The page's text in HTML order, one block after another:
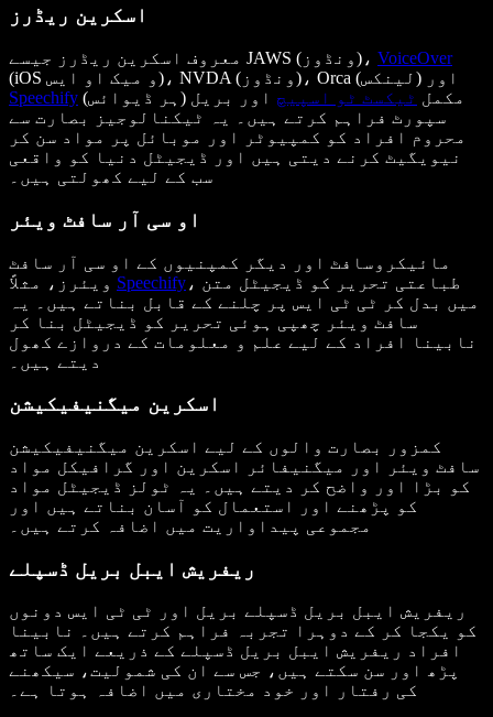
اسکرین ریڈرز
معروف اسکرین ریڈرز جیسے JAWS (ونڈوز)، VoiceOver
(iOS و میک او ایس)، NVDA (ونڈوز)، Orca (لینکس) اور
Speechify
(ہر ڈیوائس) مکمل ٹیکسٹ ٹو اسپیچ اور بریل
سپورٹ فراہم کرتے ہیں۔ یہ ٹیکنالوجیز بصارت سے
محروم افراد کو کمپیوٹر اور موبائل پر مواد سن کر
نیویگیٹ کرنے دیتی ہیں اور ڈیجیٹل دنیا کو واقعی
سب کے لیے کھولتی ہیں۔
او سی آر سافٹ ویئر
مائیکروسافٹ اور دیگر کمپنیوں کے او سی آر سافٹ
Speechify ، طباعتی تحریر کو ڈیجیٹل متن
میں بدل کر ٹی ٹی ایس پر چلنے کے قابل بناتے ہیں۔ یہ
سافٹ ویئر چھپی ہوئی تحریر کو ڈیجیٹل بنا کر
نابینا افراد کے لیے علم و معلومات کے دروازے کھول
دیتے ہیں۔
اسکرین میگنیفیکیشن
کمزور بصارت والوں کے لیے اسکرین میگنیفیکیشن
سافٹ ویئر اور میگنیفائر اسکرین اور گرافیکل مواد
کو بڑا اور واضح کر دیتے ہیں۔ یہ ٹولز ڈیجیٹل مواد
کو پڑھنے اور استعمال کو آسان بناتے ہیں اور
مجموعی پیداواریت میں اضافہ کرتے ہیں۔
ریفریش ایبل بریل ڈسپلے
ریفریش ایبل بریل ڈسپلے بریل اور ٹی ٹی ایس دونوں
کو یکجا کر کے دوہرا تجربہ فراہم کرتے ہیں۔ نابینا
افراد ریفریش ایبل بریل ڈسپلے کے ذریعے ایک ساتھ
پڑھ اور سن سکتے ہیں، جس سے ان کی شمولیت، سیکھنے
کی رفتار اور خود مختاری میں اضافہ ہوتا ہے۔